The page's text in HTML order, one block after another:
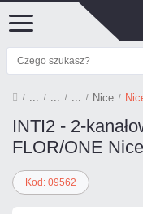
Nice
INTI2 - 2-
FLOR/ONE
Kod: 09562